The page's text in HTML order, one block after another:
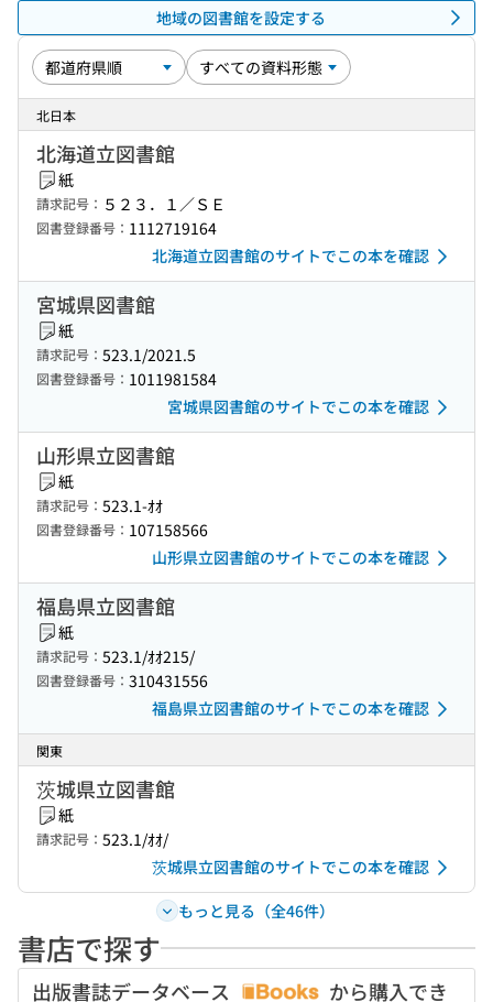
地域の図書館を設定する
北日本
北海道立図書館
紙
請求記号： ５２３．１／ＳＥ
図書登録番号： 1112719164
北海道立図書館のサイトでこの本を確認
宮城県図書館
紙
請求記号： 523.1/2021.5
図書登録番号： 1011981584
宮城県図書館のサイトでこの本を確認
山形県立図書館
紙
請求記号： 523.1-ｵｵ
図書登録番号： 107158566
山形県立図書館のサイトでこの本を確認
福島県立図書館
紙
請求記号： 523.1/ｵｵ215/
図書登録番号： 310431556
福島県立図書館のサイトでこの本を確認
関東
茨城県立図書館
紙
請求記号： 523.1/ｵｵ/
茨城県立図書館のサイトでこの本を確認
もっと見る（全46件）
書店で探す
出版書誌データベース から購入でき